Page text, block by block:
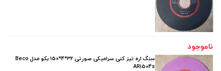
ناموجود
سنگ اره تیز کنی سرامیکی صورتی 32*4*150 بکو مدل Beco
AR1504s